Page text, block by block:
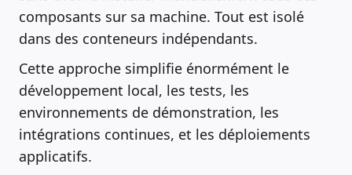
composants sur sa machine. Tout est isolé
dans des conteneurs indépendants.
Cette approche simplifie énormément le
développement local, les tests, les
environnements de démonstration, les
intégrations continues, et les déploiements
applicatifs.